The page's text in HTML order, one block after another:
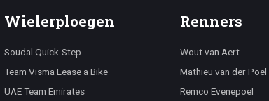
Wielerploegen
Soudal Quick-Step
Team Visma Lease a Bike
UAE Team Emirates
Renners
Wout van Aert
Mathieu van der Poel
Remco Evenepoel